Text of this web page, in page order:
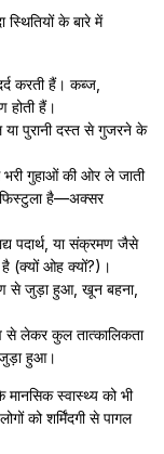
के बारे में
करती हैं। कब्ज,
होती हैं।
पुरानी दस्त से गुजरने के
भरी गुहाओं की ओर ले जाती
फिस्टुला है—अक्सर
पदार्थ, या संक्रमण जैसे
है (क्यों ओह क्यों?)।
से जुड़ा हुआ, खून बहना,
से लेकर कुल तात्कालिकता
हुआ।
मानसिक स्वास्थ्य को भी
को शर्मिंदगी से पागल